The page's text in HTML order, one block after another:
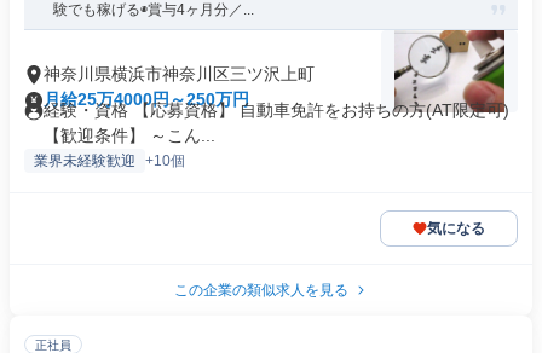
験でも稼げる◉賞与4ヶ月分／...
神奈川県横浜市神奈川区三ツ沢上町
月給25万4000円～250万円
経験・資格 【応募資格】 自動車免許をお持ちの方(AT限定可)
【歓迎条件】 ～こん...
業界未経験歓迎 +10個
気になる
この企業の類似求人を見る
正社員